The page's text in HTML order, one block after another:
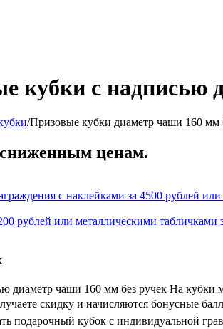
кубки с
/Призовые кубки диаметр чаши 160 мм
ценам.
с наклейками за 4500 рублей или
рублей или металлическими табличками
диаметр чаши 160 мм без ручек На
скидку и начисляются бонусные
подарочный кубок с индивидуальной